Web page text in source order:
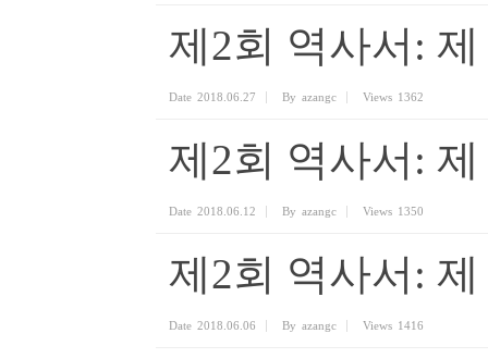
제2회 역사서:
Date 2018.06.27 By azangc Views 1362
제2회 역사서:
Date 2018.06.12 By azangc Views 1350
제2회 역사서:
Date 2018.06.06 By azangc Views 1416